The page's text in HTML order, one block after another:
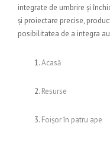
integrate de umbrire și
și proiectare precise,
posibilitatea de a integra
Acasă
Resurse
Foișor în patru ape